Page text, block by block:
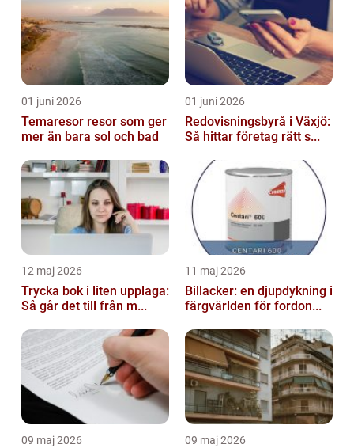
01 juni 2026
Temaresor resor som ger
mer än bara sol och bad
01 juni 2026
Redovisningsbyrå i Växjö:
Så hittar företag rätt s...
12 maj 2026
Trycka bok i liten upplaga:
Så går det till från m...
11 maj 2026
Billacker: en djupdykning i
färgvärlden för fordon...
09 maj 2026 09 maj 2026